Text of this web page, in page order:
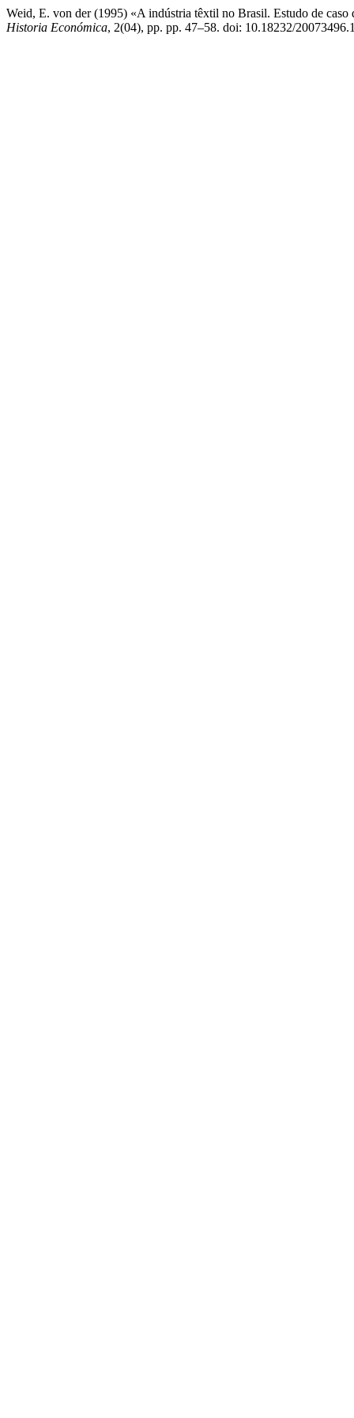
Weid, E. von der (1995) «A indústria têxtil no Brasil. Estudo de
Historia Económica, 2(04), pp. pp. 47–58. doi: 10.18232/